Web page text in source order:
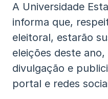
A Universidade
informa que,
eleitoral, estarão
eleições deste
divulgação e
portal e redes